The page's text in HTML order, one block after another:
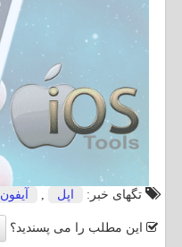
تگهای خبر: اپل آیفون
این مطلب را می پسندید؟